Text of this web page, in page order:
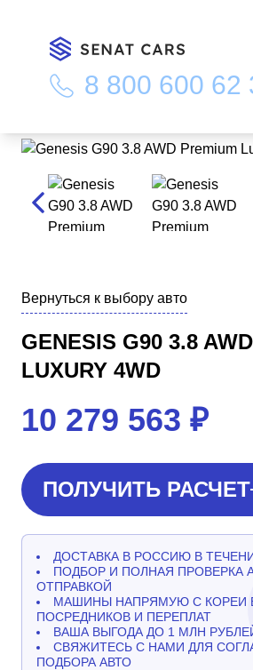
8 800 600 62
Главная Каталог/Genesis G90 3.8 AWD
Вернуться к выбору авто
GENESIS G90 3.8
LUXURY 4WD
10 279 563 ₽
ПОЛУЧИТЬ РАСЧЕТ
ДОСТАВКА В РОССИЮ В
ПОДБОР И ПОЛНАЯ ПРОВЕРКА
ОТПРАВКОЙ
МАШИНЫ НАПРЯМУЮ С КОРЕИ
ПОСРЕДНИКОВ И ПЕРЕПЛАТ
ВАША ВЫГОДА ДО 1 МЛН
СВЯЖИТЕСЬ С НАМИ ДЛЯ
ПОДБОРА АВТО